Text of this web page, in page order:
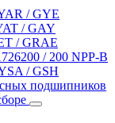
/ GYE
/ GAY
/ GRAE
/ 200 NPP-B
/ GSH
подшипников